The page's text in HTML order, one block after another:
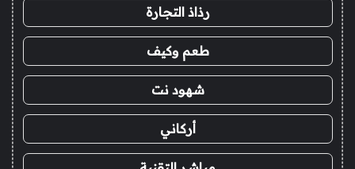
رذاذ التجارة
طعم وكيف
شهود نت
أركاني